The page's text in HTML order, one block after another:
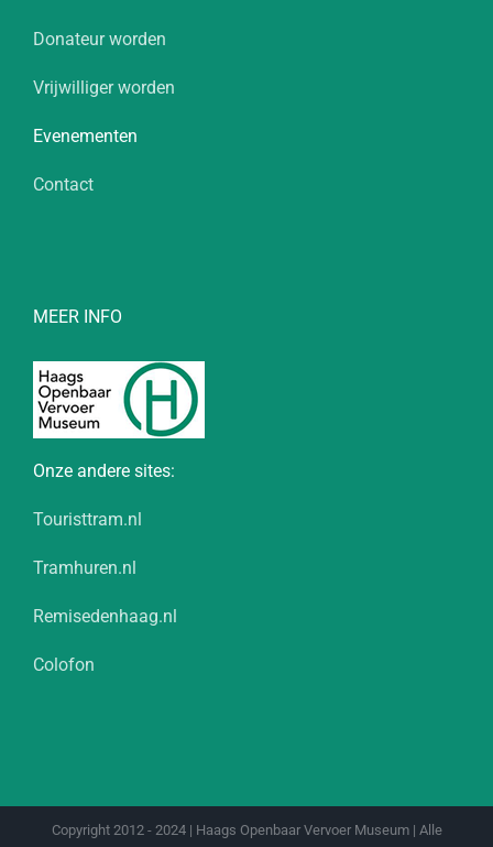
Donateur worden
Vrijwilliger worden
Evenementen
Contact
MEER INFO
Onze andere sites:
Touristtram.nl
Tramhuren.nl
Remisedenhaag.nl
Colofon
Copyright 2012 - 2024 | Haags Openbaar Vervoer Museum | Alle